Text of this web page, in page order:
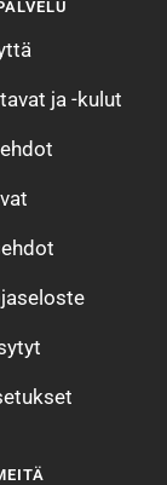
ja -kulut